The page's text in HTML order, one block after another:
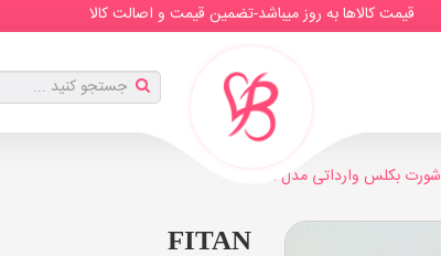
قیمت کالاها به روز میباشد-تضمین قیمت و اصالت کالا
شورت بکلس وارداتی مدل 66161
FITAN